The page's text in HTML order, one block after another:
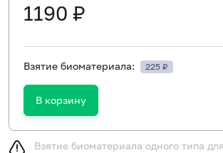
1190 ₽
Взятие биоматериала: 225 ₽
В корзину
Взятие биоматериала одного типа